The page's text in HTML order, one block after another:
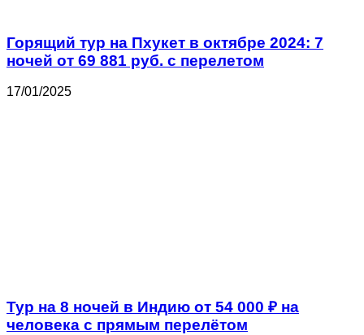
Горящий тур на Пхукет в октябре 2024: 7
ночей от 69 881 руб. с перелетом
17/01/2025
Тур на 8 ночей в Индию от 54 000 ₽ на
человека с прямым перелётом